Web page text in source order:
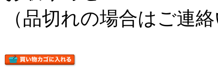
（品切れの場合はご連